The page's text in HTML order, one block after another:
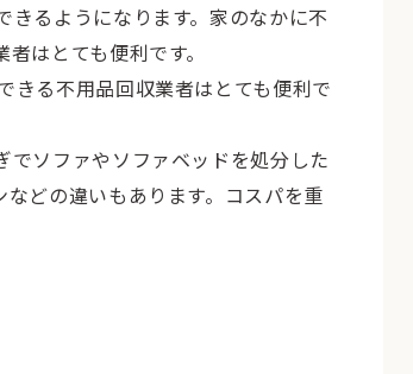
るようになります。家のなかに不
はとても便利です。
きる不用品回収業者はとても便利で
でソファやソファベッドを処分した
どの違いもあります。コスパを重